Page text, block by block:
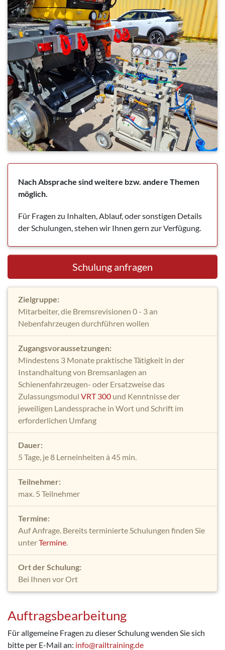
Nach Absprache sind weitere bzw. andere Themen
möglich.
Für Fragen zu Inhalten, Ablauf, oder sonstigen Details
der Schulungen, stehen wir Ihnen gern zur Verfügung.
Schulung anfragen
Zielgruppe:
Mitarbeiter, die Bremsrevisionen 0 - 3 an
Nebenfahrzeugen durchführen wollen
Zugangsvoraussetzungen:
Mindestens 3 Monate praktische Tätigkeit in der
Instandhaltung von Bremsanlagen an
Schienenfahrzeugen- oder Ersatzweise das
Zulassungsmodul VRT 300 und Kenntnisse der
jeweiligen Landessprache in Wort und Schrift im
erforderlichen Umfang
Dauer:
5 Tage, je 8 Lerneinheiten à 45 min.
Teilnehmer:
max. 5 Teilnehmer
Termine:
Auf Anfrage. Bereits terminierte Schulungen finden Sie
unterTermine
Ort der Schulung:
Bei Ihnen vor Ort
Auftragsbearbeitung
Für allgemeine Fragen zu dieser Schulung wenden Sie sich
bitte per E-Mail an: info@railtraining.de